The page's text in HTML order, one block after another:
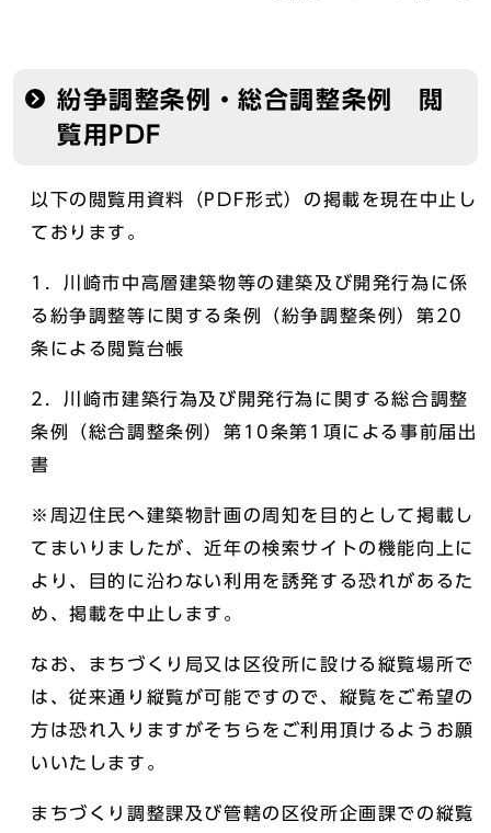
紛争調整条例・総合調整条例 閲
覧用PDF
以下の閲覧用資料（PDF形式）の掲載を現在中止し
ております。
1．川崎市中高層建築物等の建築及び開発行為に係
る紛争調整等に関する条例（紛争調整条例）第20
条による閲覧台帳
2．川崎市建築行為及び開発行為に関する総合調整
条例（総合調整条例）第10条第1項による事前届出
書
※周辺住民へ建築物計画の周知を目的として掲載し
てまいりましたが、近年の検索サイトの機能向上に
より、目的に沿わない利用を誘発する恐れがあるた
め、掲載を中止します。
なお、まちづくり局又は区役所に設ける縦覧場所で
は、従来通り縦覧が可能ですので、縦覧をご希望の
方は恐れ入りますがそちらをご利用頂けるようお願
いいたします。
まちづくり調整課及び管轄の区役所企画課での縦覧